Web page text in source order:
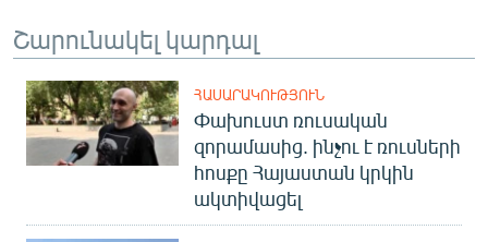
Շարունակել կարդալ
ՀԱՍԱՐԱԿՈՒԹՅՈՒՆ
Փախուստ ռուսական
զորամասից. ինչու է ռուսների
հոսքը Հայաստան կրկին
ակտիվացել